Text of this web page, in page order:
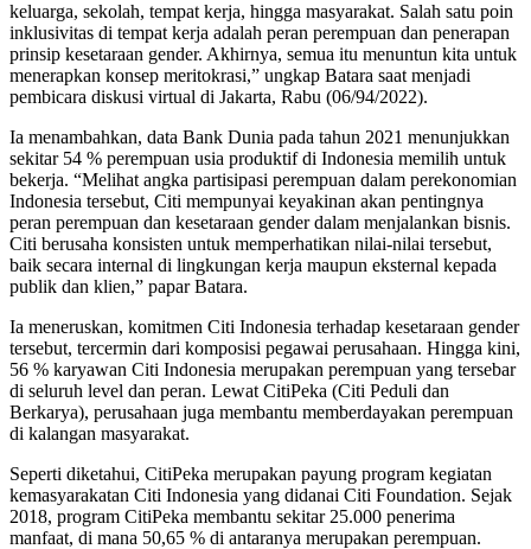
keluarga, sekolah, tempat kerja, hingga masyarakat. Salah satu poin
inklusivitas di tempat kerja adalah peran perempuan dan penerapan
prinsip kesetaraan gender. Akhirnya, semua itu menuntun kita untuk
menerapkan konsep meritokrasi,” ungkap Batara saat menjadi
pembicara diskusi virtual di Jakarta, Rabu (06/94/2022).
Ia menambahkan, data Bank Dunia pada tahun 2021 menunjukkan
sekitar 54 % perempuan usia produktif di Indonesia memilih untuk
bekerja. “Melihat angka partisipasi perempuan dalam perekonomian
Indonesia tersebut, Citi mempunyai keyakinan akan pentingnya
peran perempuan dan kesetaraan gender dalam menjalankan bisnis.
Citi berusaha konsisten untuk memperhatikan nilai-nilai tersebut,
baik secara internal di lingkungan kerja maupun eksternal kepada
publik dan klien,” papar Batara.
Ia meneruskan, komitmen Citi Indonesia terhadap kesetaraan gender
tersebut, tercermin dari komposisi pegawai perusahaan. Hingga kini,
56 % karyawan Citi Indonesia merupakan perempuan yang tersebar
di seluruh level dan peran. Lewat CitiPeka (Citi Peduli dan
Berkarya), perusahaan juga membantu memberdayakan perempuan
di kalangan masyarakat.
Seperti diketahui, CitiPeka merupakan payung program kegiatan
kemasyarakatan Citi Indonesia yang didanai Citi Foundation. Sejak
2018, program CitiPeka membantu sekitar 25.000 penerima
manfaat, di mana 50,65 % di antaranya merupakan perempuan.